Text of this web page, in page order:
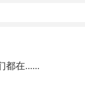
都在......